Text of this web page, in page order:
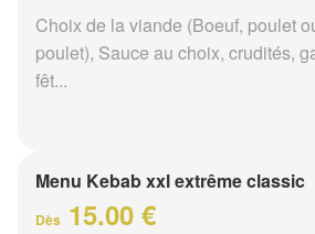
Choix de la viande (Boeuf, poulet
poulet), Sauce au choix, crudités,
fêt...
Menu Kebab xxl extrême classic
Dès 15.00 €